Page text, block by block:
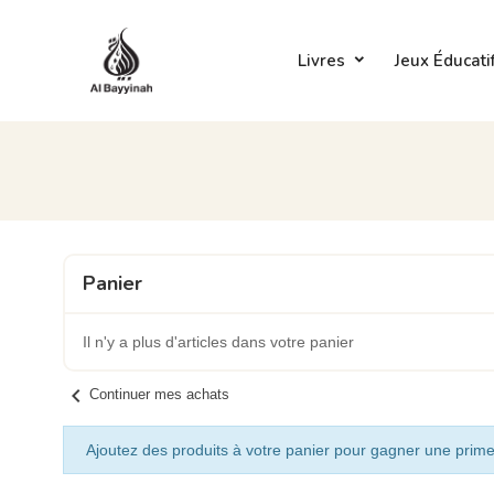
Livres Jeux
Panier
Il n'y a plus d'articles dans votre panier
chevron_left Continuer mes achats
Ajoutez des produits à votre panier pour gagner une